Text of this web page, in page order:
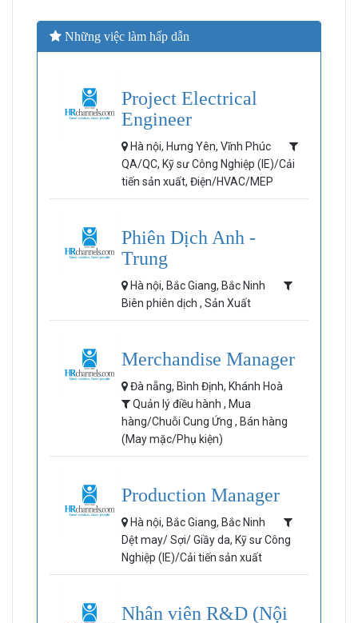
Những việc làm hấp dẫn
Project Electrical
Engineer
Hà nội, Hưng Yên, Vĩnh Phúc
QA/QC, Kỹ sư Công Nghiệp (IE)/Cải
tiến sản xuất, Điện/HVAC/MEP
Phiên Dịch Anh -
Trung
Hà nội, Bắc Giang, Bắc Ninh
Biên phiên dịch , Sản Xuất
Merchandise Manager
Đà nẵng, Bình Định, Khánh Hoà
Quản lý điều hành , Mua
hàng/Chuỗi Cung Ứng , Bán hàng
(May mặc/Phụ kiện)
Production Manager
Hà nội, Bắc Giang, Bắc Ninh
Dệt may/ Sợi/ Giầy da, Kỹ sư Công
Nghiệp (IE)/Cải tiến sản xuất
Nhân viên R&D (Nội